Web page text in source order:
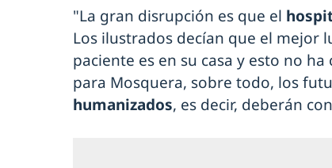
"La gran disrupción es que el
Los ilustrados decían que el mejor
paciente es en su casa y esto no
para Mosquera, sobre todo, los
humanizados, es decir, deberán